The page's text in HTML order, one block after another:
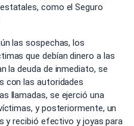
como el Seguro
las sospechas, los
que debían dinero a las
la deuda de inmediato, se
con las autoridades
llamadas, se ejerció una
y posteriormente, un
y recibió efectivo y joyas para